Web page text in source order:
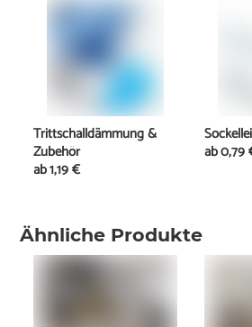
Ähnliche Produkte
Trittschalldämmung &
Zubehör
ab1,19 €
ab0,79